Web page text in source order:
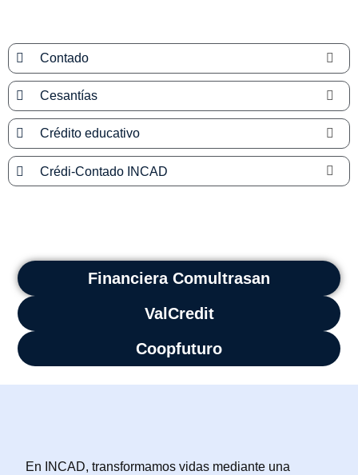
Contado
Cesantías
Crédito educativo
Crédi-Contado INCAD
Financiera Comultrasan
ValCredit
Coopfuturo
En INCAD, transformamos vidas mediante una